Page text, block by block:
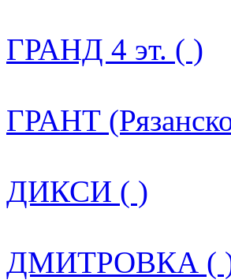
ГРАНД 4 эт. ( )
ГРАНТ
ДИКСИ ( )
ДМИТРОВКА (